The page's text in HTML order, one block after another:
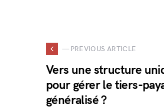
— PREVIOUS ARTICLE
Vers une structure
pour gérer le tiers-
généralisé ?